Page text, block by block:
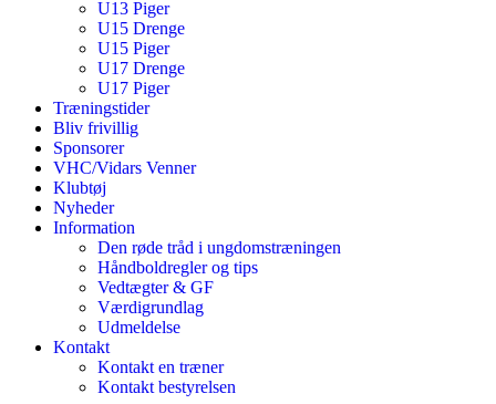
U13 Piger
U15 Drenge
U15 Piger
U17 Drenge
U17 Piger
Træningstider
Bliv frivillig
Sponsorer
VHC/Vidars Venner
Klubtøj
Nyheder
Information
Den røde tråd i ungdomstræningen
Håndboldregler og tips
Vedtægter & GF
Værdigrundlag
Udmeldelse
Kontakt
Kontakt en træner
Kontakt bestyrelsen